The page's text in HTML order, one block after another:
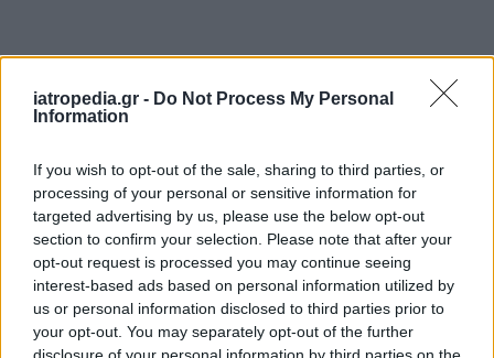
iatropedia.gr - Do Not Process My Personal
Information
If you wish to opt-out of the sale, sharing to third parties, or
processing of your personal or sensitive information for
targeted advertising by us, please use the below opt-out
section to confirm your selection. Please note that after your
opt-out request is processed you may continue seeing
interest-based ads based on personal information utilized by
us or personal information disclosed to third parties prior to
your opt-out. You may separately opt-out of the further
disclosure of your personal information by third parties on the